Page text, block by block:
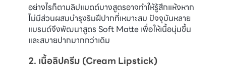
อย่างไรก็ตามลิปแมตต์บางสูตรอาจทำให้รู้สึกแห้งหาก
ไม่มีส่วนผสมบำรุงริมฝีปากที่เหมาะสม ปัจจุบันหลาย
แบรนด์จึงพัฒนาสูตร Soft Matte เพื่อให้เนื้อนุ่มขึ้น
และสบายปากมากกว่าเดิม
2. เนื้อลิปครีม (Cream Lipstick)